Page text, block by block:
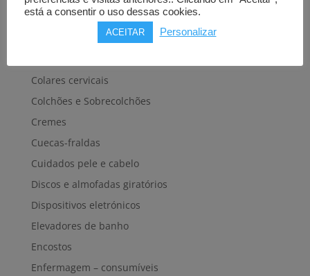
Cintas e Faixas
Cintos, Coletes e afins
Colares cervicais
Colchões e Sobrecolchões
Cremes
Cuecas-fraldas
Cuidados pele e cabelo
Discos e almofadas giratórios
Dispositivos eletrónicos
Elevadores de banho
Encostos
Enfermagem – consumíveis
está a consentir o uso dessas cookies.
ACEITAR Personalizar